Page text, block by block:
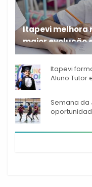
Itapevi melhora
maior evolução
A rede municipal de
Itapevi
Aluno Tutor
Semana da